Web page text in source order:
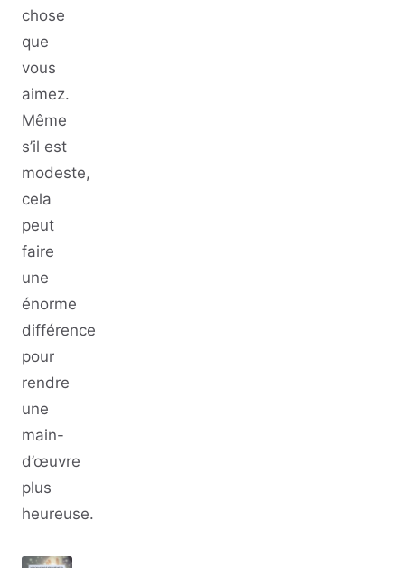
chose
que
vous
aimez.
Même
s’il est
modeste,
cela
peut
faire
une
énorme
différence
pour
rendre
une
main-
d’œuvre
plus
heureuse.